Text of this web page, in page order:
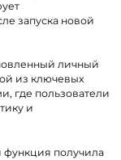
запуска новой
личный
из ключевых
где пользователи
и
функция получила